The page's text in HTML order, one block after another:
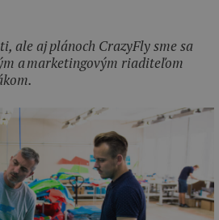
ale aj plánoch CrazyFly sme sa
a marketingovým riaditeľom